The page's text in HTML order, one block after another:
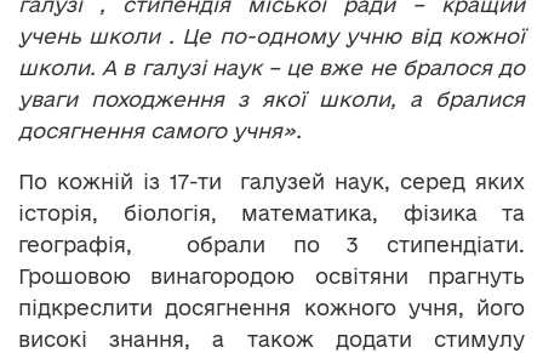
учень школи . Це по-одному учню від кожної
школи. А в галузі наук – це вже не бралося до
уваги походження з якої школи, а бралися
досягнення самого учня».
По кожній із 17-ти галузей наук, серед яких
історія, біологія, математика, фізика та
географія, обрали по 3 стипендіати.
Грошовою винагородою освітяни прагнуть
підкреслити досягнення кожного учня, його
високі знання, а також додати стимулу